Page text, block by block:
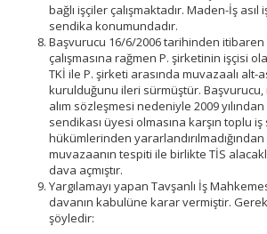
bağlı işçiler çalışmaktadır. Maden-İş
sendika konumundadır.
Başvurucu 16/6/2006 tarihinden itibaren
çalışmasına rağmen P. şirketinin işçisi
TKİ ile P. şirketi arasında muvazaalı alt-
kurulduğunu ileri sürmüştür. Başvurucu,
alım sözleşmesi nedeniyle 2009
sendikası üyesi olmasına karşın toplu
hükümlerinden yararlandırılmadığından
muvazaanın tespiti ile birlikte TİS
dava açmıştır.
Yargılamayı yapan Tavşanlı İş
davanın kabulüne karar vermiştir.
şöyledir: